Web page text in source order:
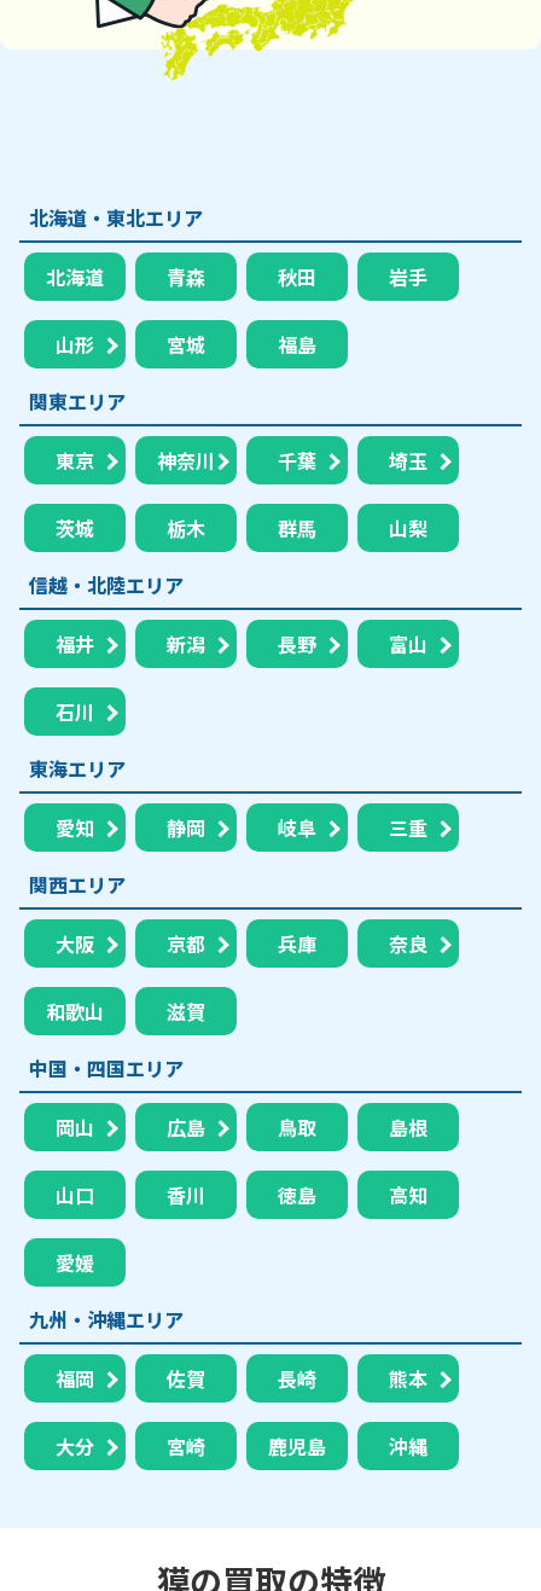
北海道・東北エリア
北海道 青森 秋田 岩手
山形 宮城
福島
関東エリア
東京 神奈川 千葉 埼玉
茨城 栃木 群馬
山梨
信越・北陸エリア
福井 新潟 長野 富山
石川
東海エリア
愛知 静岡 岐阜
三重
関西エリア
大阪 京都 兵庫 奈良
和歌山
滋賀
中国・四国エリア
岡山 広島 鳥取 島根
山口 香川 徳島 高知
愛媛
九州・沖縄エリア
福岡 佐賀 長崎 熊本
大分 宮崎 鹿児島 沖縄
獏の買取の特徴